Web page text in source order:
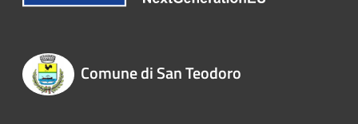
Comune di San Teodoro